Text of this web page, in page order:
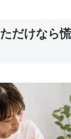
だけなら